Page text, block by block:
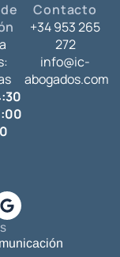
Contacto
+34 953 265
272
info@ic-
abogados.com